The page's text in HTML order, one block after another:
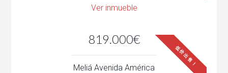
Ver inmueble
819.000€
低价出售！
Meliá Avenida América